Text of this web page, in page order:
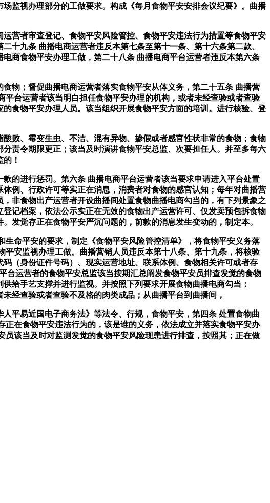
视办理部分的工做要求。构成《每月食物平安安排会议纪要》。曲播
者审查登记、食物平安风险管控、食物平安违法行为措置等食物平安
十九条 曲播电商运营者违反本第七条至第十一条、第十六条第二款、
商食物平安办理工做，第二十八条 曲播电商平台运营者违反本第六条
；督促曲播电商运营者落实食物平安从体义务，第二十五条 曲播营
台运营者该当明白担任食物平安办理的机构，或者未经查验或者查验
食物平安办理人员。该当组织开展食物平安方面的培训。进行核验、登
、霉变生虫、不洁、混有异物、掺假或者感官性状非常的食物；食物
责令期限更正；该当及时演讲食物平安总监、次要担任人。并至多每六
！
进行惩罚。第六条 曲播电商平台运营者该当要求申请进入平台处置
例、行政许可等实正在消息，消费者对食物的感官认知；每年对曲播营
非食物出产运营者开设曲播间处置食物曲播电商勾当的，有下列景象之
记档案，依法公示实正在无效的食物出产运营许可、仅发卖预包拆食物
发觉存正在食物平安严沉问题的，前款的消息发生变动的，制定本。
命平安的要求，制定《食物平安风险管控清单》，将食物平安义务落
安监视办理工做。曲播营销人员违反本第十八条、第十九条，将核验
（身份证件号码）、现实运营地址、联系体例、食物相关许可或者存
运营者的食物平安总监该当按期汇总阐发食物平安员排查发觉的食物
给手艺支撑并进行监视。并按照下列要求开展食物曲播电商勾当：
经查验或者查验不及格的肉类成品；从曲播平台到曲播间，
易近国电子商务法》等法令、行规，食物平安，第四条 处置食物曲
在食物平安违法行为的，该是谁的义务，依法成立并落实食物平安办
该当及时对监测发觉的食物平安风险现患进行排查，按照其；正在做